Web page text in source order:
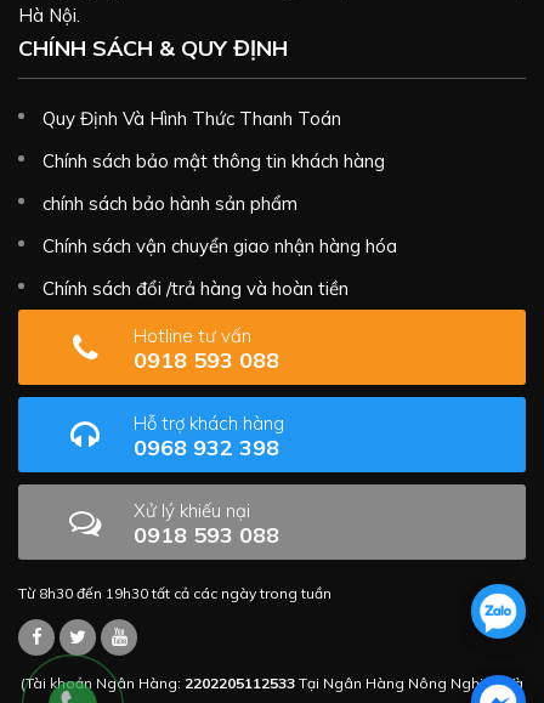
Hà Nội.
CHÍNH SÁCH & QUY ĐỊNH
Quy Định Và Hình Thức Thanh Toán
Chính sách bảo mật thông tin khách hàng
chính sách bảo hành sản phẩm
Chính sách vận chuyển giao nhận hàng hóa
Chính sách đổi /trả hàng và hoàn tiền
Hotline tư vấn
0918 593 088
Hỗ trợ khách hàng
0968 932 398
Xử lý khiếu nại
0918 593 088
Từ 8h30 đến 19h30 tất cả các ngày trong tuần
(Tài khoản Ngân Hàng: 2202205112533 Tại Ngân Hàng Nông Nghiệp Và